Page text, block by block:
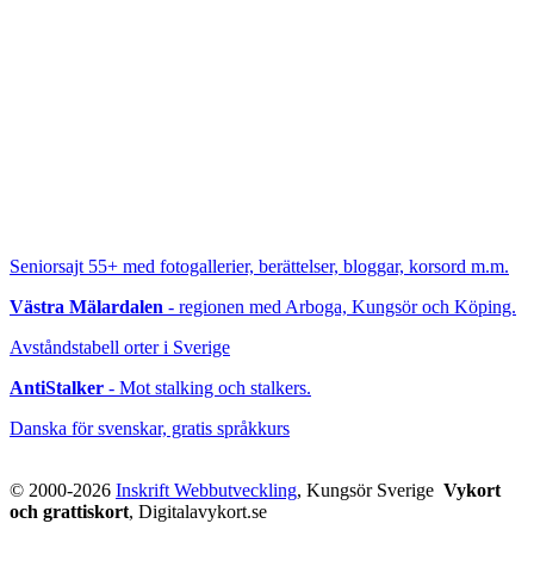
Seniorsajt 55+ med fotogallerier, berättelser, bloggar, korsord m.m.
Västra Mälardalen - regionen med Arboga, Kungsör och Köping.
Avståndstabell orter i Sverige
AntiStalker - Mot stalking och stalkers.
Danska för svenskar, gratis språkkurs
© 2000-2026 Inskrift Webbutveckling, Kungsör Sverige Vykort
och grattiskort, Digitalavykort.se